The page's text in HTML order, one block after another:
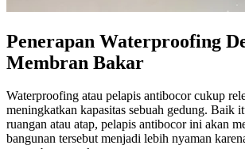
Penerapan Waterproofing
Membran Bakar
Waterproofing atau pelapis antibocor cukup
meningkatkan kapasitas sebuah gedung. Baik
ruangan atau atap, pelapis antibocor ini akan
bangunan tersebut menjadi lebih nyaman